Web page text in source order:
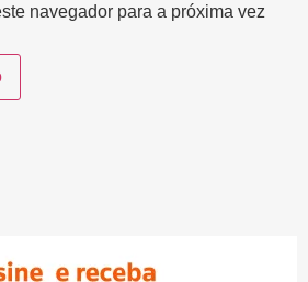
navegador para a próxima vez